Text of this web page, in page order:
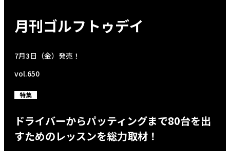
月刊ゴルフトゥデイ
7月3日（金）発売！
vol.650
特集
ドライバーからパッティングまで80台を出
すためのレッスンを総力取材！